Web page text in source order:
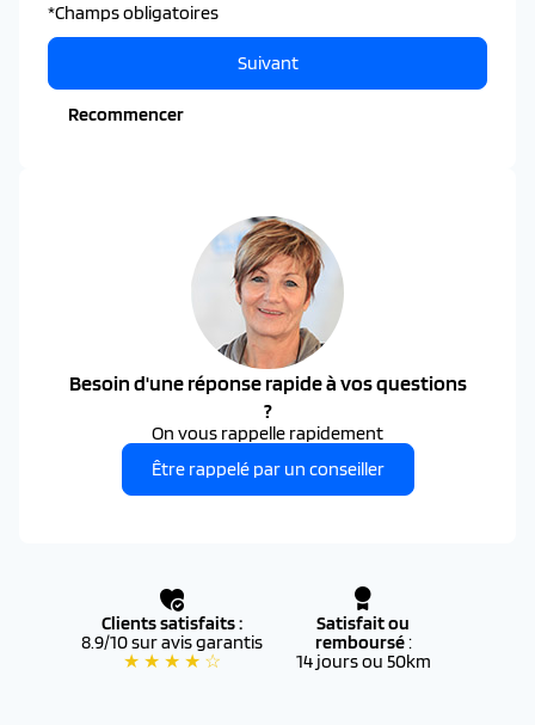
*Champs obligatoires
Recommencer
Suivant
Besoin d'une réponse rapide à vos questions
?
On vous rappelle rapidement
Être rappelé par un conseiller
Clients satisfaits :
8.9/10 sur avis garantis
★ ★ ★ ★ ☆
Satisfait ou
remboursé:
14 jours ou 50km